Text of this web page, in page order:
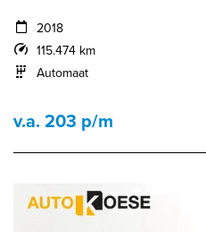
2018
115.474 km
Automaat
v.a. 203 p/m